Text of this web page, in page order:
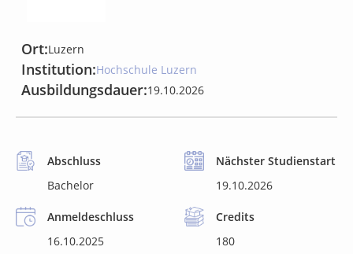
Ort:Luzern
Institution:Hochschule Luzern
Ausbildungsdauer:19.10.2026
Abschluss
Bachelor
Nächster Studienstart
19.10.2026
Anmeldeschluss
16.10.2025
Credits
180